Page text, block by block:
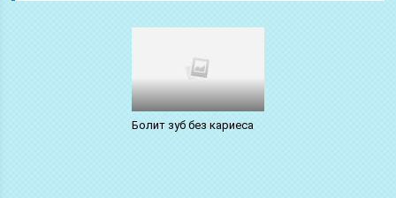
Болит зуб без кариеса